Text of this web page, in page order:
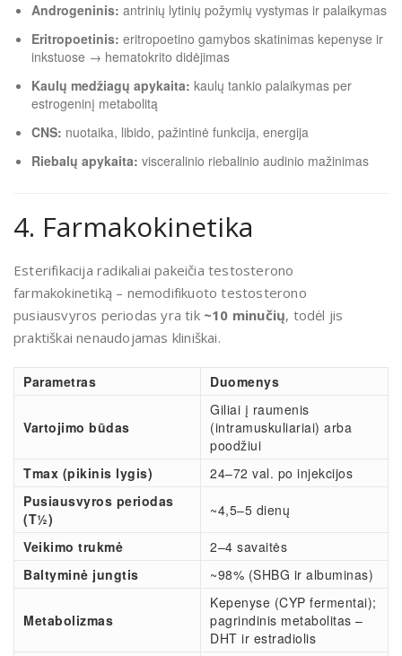
Androgeninis: antrinių lytinių požymių vystymas ir palaikymas
Eritropoetinis: eritropoetino gamybos skatinimas kepenyse ir
inkstuose → hematokrito didėjimas
Kaulų medžiagų apykaita: kaulų tankio palaikymas per
estrogeninį metabolitą
CNS: nuotaika, libido, pažintinė funkcija, energija
Riebalų apykaita: visceralinio riebalinio audinio mažinimas
4. Farmakokinetika
Esterifikacija radikaliai pakeičia testosterono
farmakokinetiką – nemodifikuoto testosterono
pusiausvyros periodas yra tik ~10 minučių, todėl jis
praktiškai nenaudojamas kliniškai.
Parametras Duomenys
Vartojimo būdas
Giliai į raumenis
(intramuskuliariai) arba
poodžiui
Tmax (pikinis lygis)
24–72 val. po injekcijos
Pusiausvyros periodas
(T½)
~4,5–5 dienų
Veikimo trukmė
2–4 savaitės
Baltyminė jungtis
~98% (SHBG ir albuminas)
Metabolizmas
Kepenyse (CYP fermentai);
pagrindinis metabolitas –
DHT ir estradiolis